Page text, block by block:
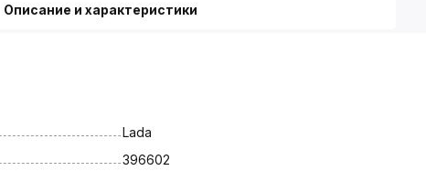
Описание и характеристики
Lada
396602